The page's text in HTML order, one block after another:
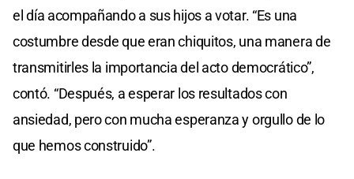
el día acompañando a sus hijos a votar. “Es una
costumbre desde que eran chiquitos, una manera de
transmitirles la importancia del acto democrático”,
contó. “Después, a esperar los resultados con
ansiedad, pero con mucha esperanza y orgullo de lo
que hemos construido”.